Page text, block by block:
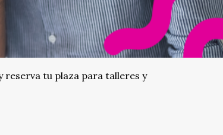
reserva tu plaza para talleres y